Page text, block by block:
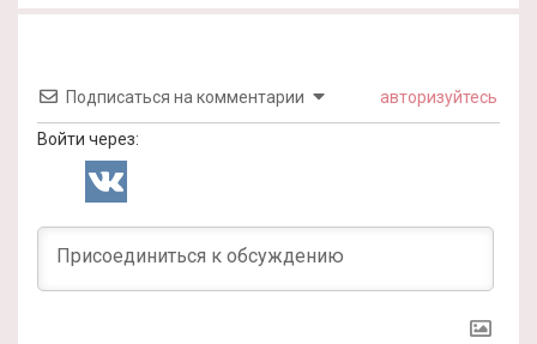
Подписаться на комментарии авторизуйтесь
Войти через: